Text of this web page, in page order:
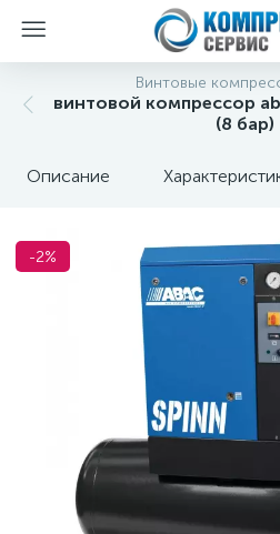
Винтовые
винтовой компрессор
(8 бар)
Описание
-2%